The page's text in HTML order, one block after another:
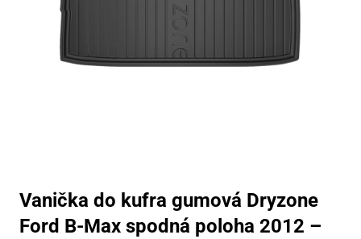
Vanička do kufra gumová Dryzone
Ford B-Max spodná poloha 2012 –